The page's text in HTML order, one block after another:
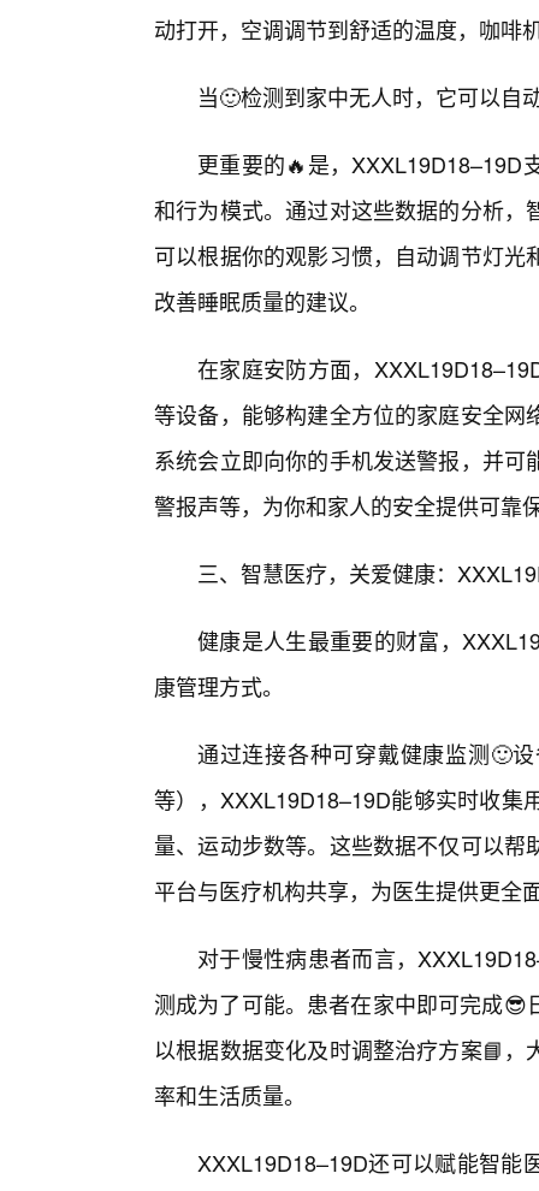
动打开，空调调节到舒适的温度，咖啡
当🙂检测到家中无人时，它可以自
更重要的🔥是，XXXL19D18–19D
和行为模式。通过对这些数据的分析
可以根据你的观影习惯，自动调节灯
改善睡眠质量的建议。
在家庭安防方面，
等设备，能够构建全方位的家庭安全
系统会立即向你的手机发送警报，并
警报声等，为你和家人的安全提供可靠
三、智慧医疗，关爱健康：
健康是人生最重要的财富，
康管理方式。
通过连接各种可穿戴健康监测🙂
等），XXXL19D18–19D能够实时收集
量、运动步数等。这些数据不仅可以
平台与医疗机构共享，为医生提供更全
对于慢性病患者而言，
测成为了可能。患者在家中即可完成
以根据数据变化及时调整治疗方案📘
率和生活质量。
XXXL19D18–19D还可以赋能智能